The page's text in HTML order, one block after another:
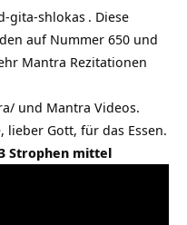
gita-shlokas . Diese
auf Nummer 650 und
Mantra Rezitationen
und Mantra Videos.
lieber Gott, für das Essen.
Strophen mittel